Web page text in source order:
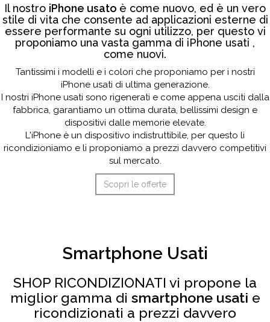
Il nostro iPhone usato è come nuovo, ed è un vero
stile di vita che consente ad applicazioni esterne di
essere performante su ogni utilizzo, per questo vi
proponiamo una vasta gamma di iPhone usati ,
come nuovi.
Tantissimi i modelli e i colori che proponiamo per i nostri
iPhone usati di ultima generazione.
I nostri iPhone usati sono rigenerati e come appena usciti dalla
fabbrica, garantiamo un ottima durata, bellissimi design e
dispositivi dalle memorie elevate.
L'iPhone è un dispositivo indistruttibile, per questo li
ricondizioniamo e li proponiamo a prezzi davvero competitivi
sul mercato.
Scopri le offerte
Smartphone Usati
SHOP RICONDIZIONATI vi propone la
miglior gamma di smartphone usati e
ricondizionati a prezzi davvero